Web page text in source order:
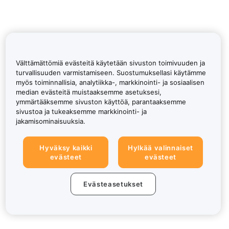
Välttämättömiä evästeitä käytetään sivuston toimivuuden ja
turvallisuuden varmistamiseen. Suostumuksellasi käytämme
myös toiminnallisia, analytiikka-, markkinointi- ja sosiaalisen
median evästeitä muistaaksemme asetuksesi,
ymmärtääksemme sivuston käyttöä, parantaaksemme
sivustoa ja tukeaksemme markkinointi- ja
jakamisominaisuuksia.
Hyväksy kaikki
evästeet
Hylkää valinnaiset
evästeet
Evästeasetukset